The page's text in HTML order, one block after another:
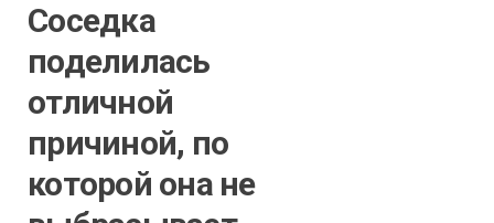
Соседка
поделилась
отличной
причиной, по
которой она не